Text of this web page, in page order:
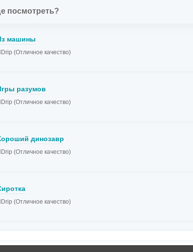
посмотреть?
машины
(Отличное качество)
разумов
(Отличное качество)
динозавр
(Отличное качество)
(Отличное качество)